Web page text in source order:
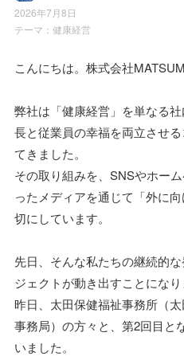
2026年7月8日
テーマ： 健康経営
こんにちは。株式会社
弊社は「健康経営」を単なる
長と従業員の幸福を両立させ
てきました。
その取り組みを、SNSやホー
ったメディアを通じて「外に
切にしています。
先日、そんな私たちの継続的
ジェクトが動き出すことになり
昨日、太田保健福祉事務所（
事務局）の方々と、第2回目と
いました。